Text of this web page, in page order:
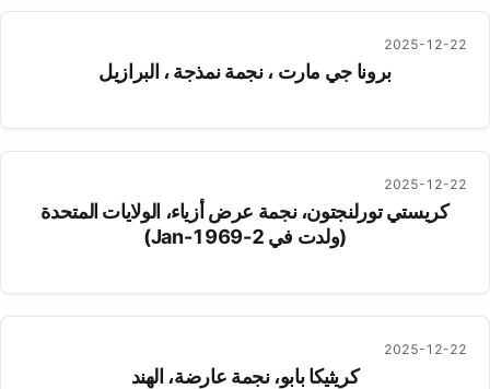
2025-12-22
برونا جي مارت ، نجمة نمذجة ، البرازيل
2025-12-22
كريستي تورلنجتون، نجمة عرض أزياء، الولايات المتحدة
(ولدت في 2-Jan-1969)
2025-12-22
كريثيكا بابو، نجمة عارضة، الهند